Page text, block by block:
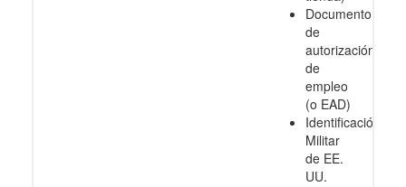
Documento
de
autorización
de
empleo
(o EAD)
Identificación
Militar
de EE.
UU.